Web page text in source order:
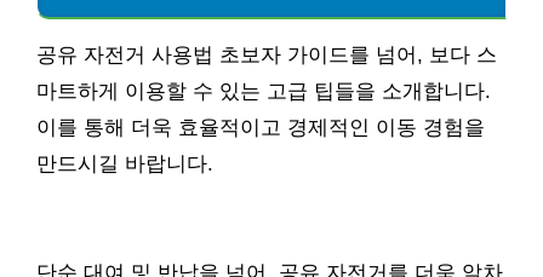
공유 자전거 사용법 초보자 가이드를 넘어, 보다 스
마트하게 이용할 수 있는 고급 팁들을 소개합니다.
이를 통해 더욱 효율적이고 경제적인 이동 경험을
만드시길 바랍니다.